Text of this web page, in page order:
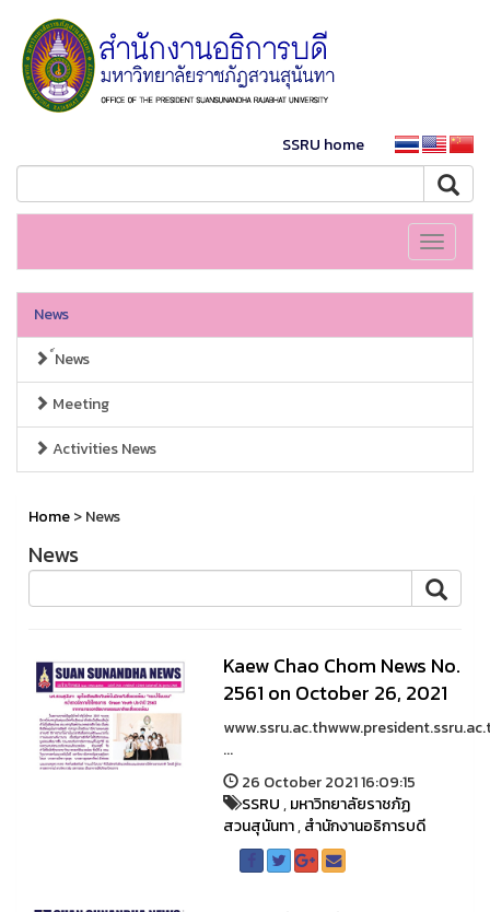
SSRU home
Toggle
News
์News
Meeting
Activities News
Home> News
News
Kaew Chao Chom News No.
2561 on October 26, 2021
...
26 October 2021 16:09:15
SSRU,มหาวิทยาลัยราชภัฏ
สวนสุนันทา,สำนักงานอธิการบดี